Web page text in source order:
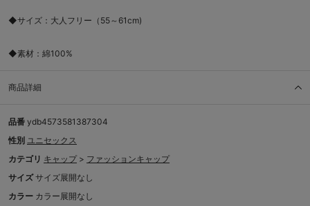
◆サイズ：大人フリー（55～61cm)
◆素材：綿100%
商品詳細
品番 ydb4573581387304
性別 ユニセックス
カテゴリ キャップ > ファッションキャップ
サイズ サイズ展開なし
カラー カラー展開なし